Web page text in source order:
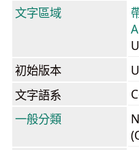
文字區域
初始版本
文字語系
一般分類